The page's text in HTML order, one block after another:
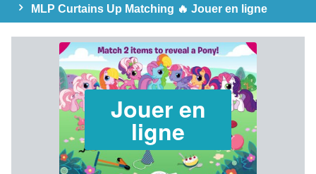
MLP Curtains Up Matching 🔥 Jouer en ligne
Jouer en
ligne